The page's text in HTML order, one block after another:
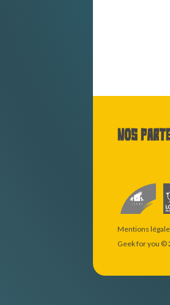
Nos
Mentions
Geek for you ©